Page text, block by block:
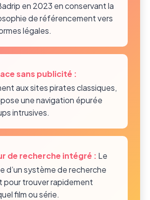
en 2023 en conservant la
de référencement vers
légales.
sans publicité :
aux sites pirates classiques,
une navigation épurée
intrusives.
de recherche intégré : Le
d’un système de recherche
pour trouver rapidement
film ou série.